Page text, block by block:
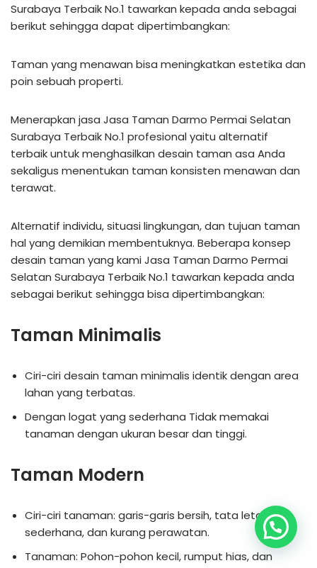
Surabaya Terbaik No.1 tawarkan kepada anda sebagai
berikut sehingga dapat dipertimbangkan:
Taman yang menawan bisa meningkatkan estetika dan
poin sebuah properti.
Menerapkan jasa Jasa Taman Darmo Permai Selatan
Surabaya Terbaik No.1 profesional yaitu alternatif
terbaik untuk menghasilkan desain taman asa Anda
sekaligus menentukan taman konsisten menawan dan
terawat.
Alternatif individu, situasi lingkungan, dan tujuan taman
hal yang demikian membentuknya. Beberapa konsep
desain taman yang kami Jasa Taman Darmo Permai
Selatan Surabaya Terbaik No.1 tawarkan kepada anda
sebagai berikut sehingga bisa dipertimbangkan:
Taman Minimalis
Ciri-ciri desain taman minimalis identik dengan area
lahan yang terbatas.
Dengan logat yang sederhana Tidak memakai
tanaman dengan ukuran besar dan tinggi.
Taman Modern
Ciri-ciri tanaman: garis-garis bersih, tata letak
sederhana, dan kurang perawatan.
Tanaman: Pohon-pohon kecil, rumput hias, dan